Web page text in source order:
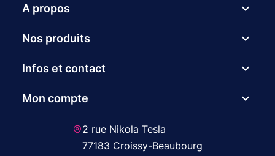
A propos expand_more
Nos produits expand_more
Infos et contact expand_more
Mon compte expand_more
2 rue Nikola Tesla
77183 Croissy-Beaubourg